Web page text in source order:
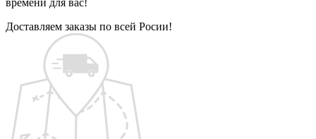
времени для вас!
Доставляем заказы по всей Росии!